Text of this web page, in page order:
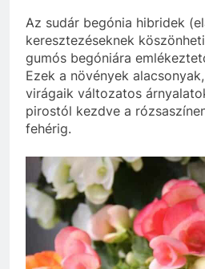
Az sudár begónia hibridek
keresztezéseknek
gumós begóniára
Ezek a növények
virágaik változatos
pirostól kezdve a
fehérig.